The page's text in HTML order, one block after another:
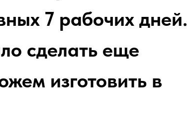
7 рабочих дней.
сделать еще
изготовить в